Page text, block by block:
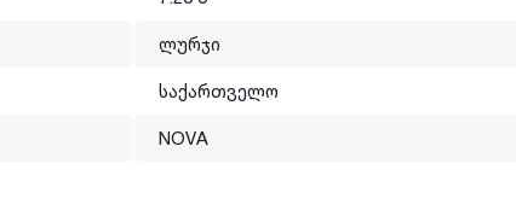
იწარმოება. გამოყენების ადგილისა და მიზნის
ცვალებადი ზედაპირებისა და ფორმით, ფილების სახით
მიზნით გამოიყენება.
(ტემპერატურული და ატმოსფერული ცვლილებებისადმი
ლურჯი
საქართველო
NOVA